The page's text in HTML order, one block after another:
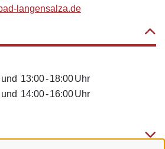
langensalza.de
und 13:00-18:00Uhr
und 14:00-16:00Uhr